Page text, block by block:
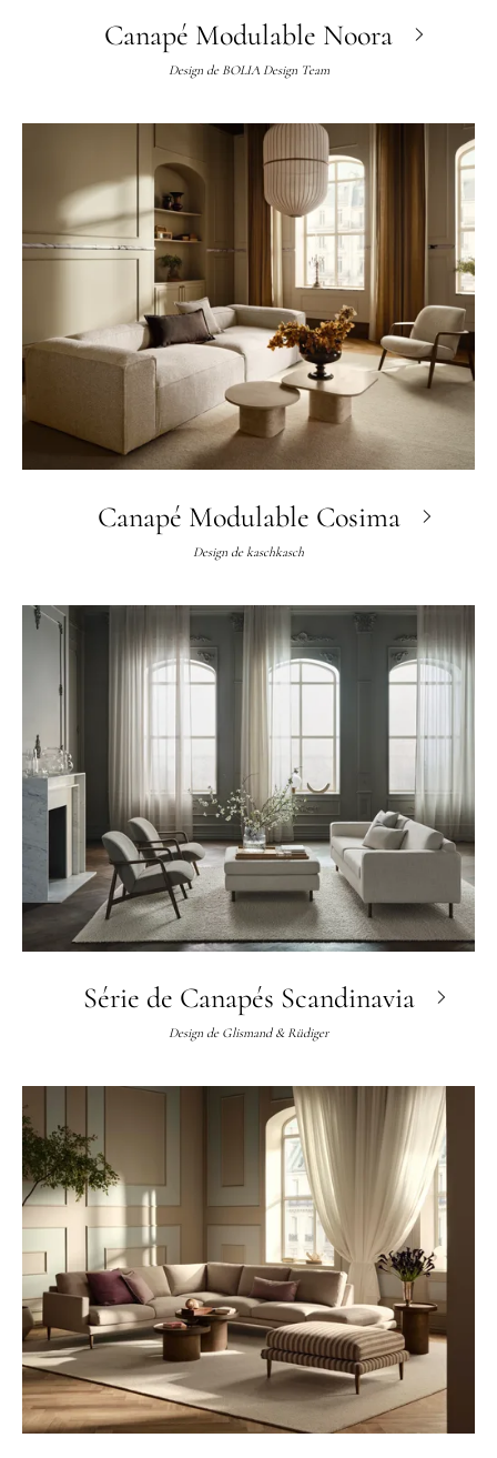
Canapé Modulable Noora
Design de BOLIA Design Team
Canapé Modulable Cosima
Design de kaschkasch
Série de Canapés Scandinavia
Design de Glismand & Rüdiger